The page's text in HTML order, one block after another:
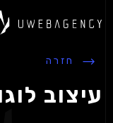
חזרה
עיצוב לוגו